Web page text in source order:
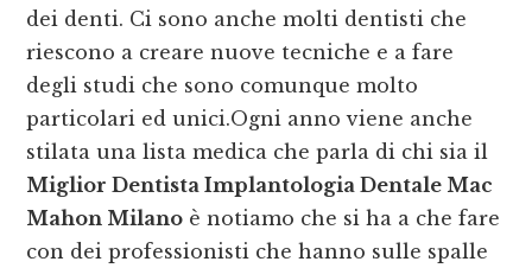
dei denti. Ci sono anche molti dentisti che
riescono a creare nuove tecniche e a fare
degli studi che sono comunque molto
particolari ed unici.Ogni anno viene anche
stilata una lista medica che parla di chi sia il
Miglior Dentista Implantologia Dentale Mac
Mahon Milano è notiamo che si ha a che fare
con dei professionisti che hanno sulle spalle